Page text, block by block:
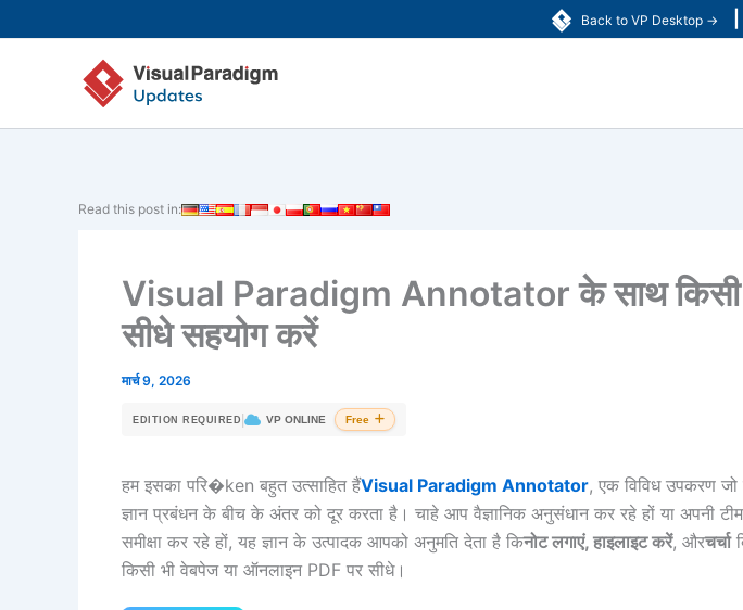
Back to VP Desktop →
to
Read this post in:
Visual Paradigm Annotator के साथ किसी
सीधे सहयोग करें
मार्च 9, 2026
EDITION REQUIRED VP ONLINE Free
हम इसका परि�ken बहुत उत्साहित हैंVisual Paradigm Annotator, एक विविध उपकरण
ज्ञान प्रबंधन के बीच के अंतर को दूर करता है। चाहे आप वैज्ञानिक अनुसंधान कर रहे हों या अपनी
समीक्षा कर रहे हों, यह ज्ञान के उत्पादक आपको अनुमति देता है किनोट लगाएं, हाइलाइट करें, औरचर्चा
किसी भी वेबपेज या ऑनलाइन PDF पर सीधे।